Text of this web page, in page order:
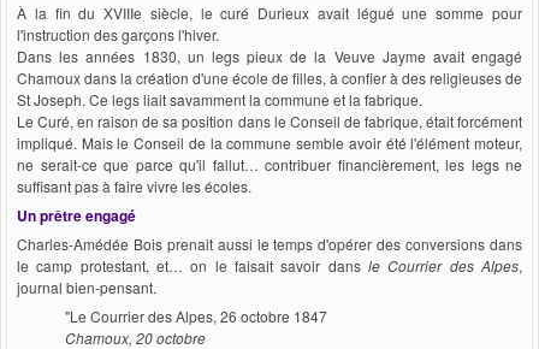
À la fin du XVIIIe siècle, le curé Durieux avait légué une somme pour
l'instruction des garçons l'hiver.
Dans les années 1830, un legs pieux de la Veuve Jayme avait engagé
Chamoux dans la création d'une école de filles, à confier à des religieuses de
St Joseph. Ce legs liait savamment la commune et la fabrique.
Le Curé, en raison de sa position dans le Conseil de fabrique, était forcément
impliqué. Mais le Conseil de la commune semble avoir été l'élément moteur,
ne serait-ce que parce qu'il fallut… contribuer financièrement, les legs ne
suffisant pas à faire vivre les écoles.
Un prêtre engagé
Charles-Amédée Bois prenait aussi le temps d'opérer des conversions dans
le camp protestant, et… on le faisait savoir dansle Courrier des Alpes,
journal bien-pensant.
"Le Courrier des Alpes, 26 octobre 1847
Chamoux, 20 octobre